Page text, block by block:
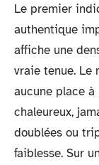
Le premier
authentique
affiche une
vraie tenue. Le
aucune place à
chaleureux,
doublées ou
faiblesse. Sur